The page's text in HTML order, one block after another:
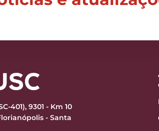
401), 9301 - Km 10
- Santa